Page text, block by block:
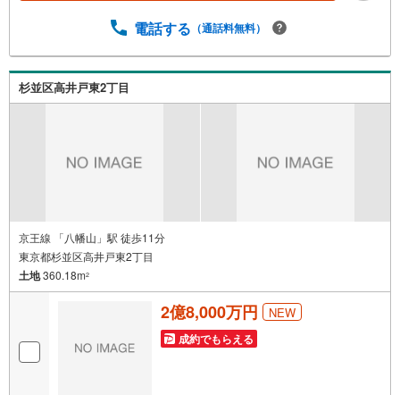
0～19:00】上記時間はお電話が繋がりやすくなっておりま
「室内・現地を見学する（無料）」ボタンよりご希望の日
時をご記入いただけますとスムーズにご案内が可能です。
【ウィル不動産販売はここが強み】（1）住宅ローンに精通
電話する （通話料無料）
杉並区高井戸東2丁目
京王線 「八幡山」駅 徒歩11分
東京都杉並区高井戸東2丁目
土地360.18m2
2億8,000万円 NEW
成約でもらえる